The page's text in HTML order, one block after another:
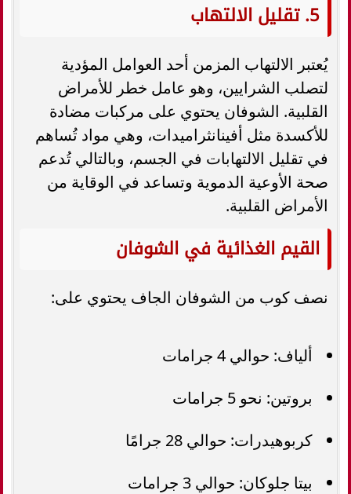
5. تقليل الالتهاب
يُعتبر الالتهاب المزمن أحد العوامل المؤدية
لتصلب الشرايين، وهو عامل خطر للأمراض
القلبية. الشوفان يحتوي على مركبات مضادة
للأكسدة مثل أفينانثراميدات، وهي مواد تُساهم
في تقليل الالتهابات في الجسم، وبالتالي تُدعم
صحة الأوعية الدموية وتساعد في الوقاية من
الأمراض القلبية.
القيم الغذائية في الشوفان
نصف كوب من الشوفان الجاف يحتوي على:
ألياف: حوالي 4 جرامات
بروتين: نحو 5 جرامات
كربوهيدرات: حوالي 28 جرامًا
بيتا جلوكان: حوالي 3 جرامات